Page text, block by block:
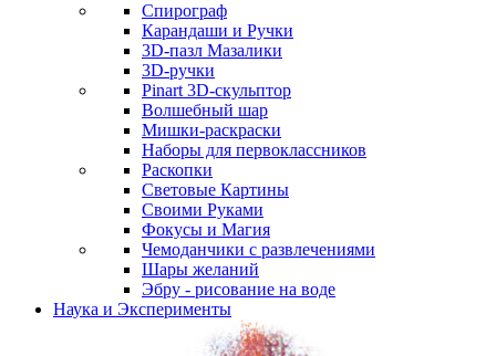
Спирограф
Карандаши и Ручки
3D-пазл Мазалики
3D-ручки
Pinart 3D-скульптор
Волшебный шар
Мишки-раскраски
Наборы для первоклассников
Раскопки
Световые Картины
Своими Руками
Фокусы и Магия
Чемоданчики с развлечениями
Шары желаний
Эбру - рисование на воде
Наука и Эксперименты